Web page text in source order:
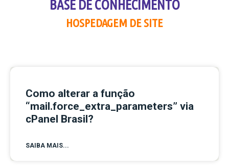
BASE DE CONHECIMENTO
HOSPEDAGEM DE SITE
Como alterar a função
“mail.force_extra_parameters” via
cPanel Brasil?
SAIBA MAIS...